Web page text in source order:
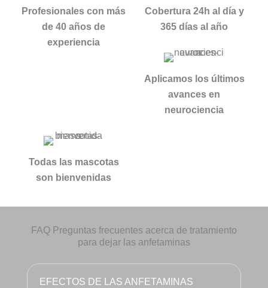
Profesionales con más
de 40 años de
experiencia
Cobertura 24h al día y
365 días al año
Aplicamos los últimos
avances en
neurociencia
Todas las mascotas
son bienvenidas
FAQ Preguntas frecuentes acerca de tratamiento
para dejar las anfetaminas
EFECTOS DE LAS ANFETAMINAS